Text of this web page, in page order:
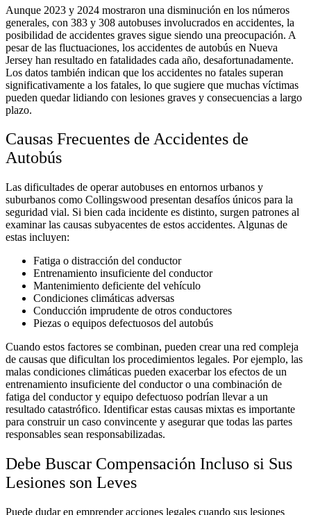
Aunque 2023 y 2024 mostraron una disminución en los números
generales, con 383 y 308 autobuses involucrados en accidentes, la
posibilidad de accidentes graves sigue siendo una preocupación. A
pesar de las fluctuaciones, los accidentes de autobús en Nueva
Jersey han resultado en fatalidades cada año, desafortunadamente.
Los datos también indican que los accidentes no fatales superan
significativamente a los fatales, lo que sugiere que muchas víctimas
pueden quedar lidiando con lesiones graves y consecuencias a largo
plazo.
Causas Frecuentes de Accidentes de
Autobús
Las dificultades de operar autobuses en entornos urbanos y
suburbanos como Collingswood presentan desafíos únicos para la
seguridad vial. Si bien cada incidente es distinto, surgen patrones al
examinar las causas subyacentes de estos accidentes. Algunas de
estas incluyen:
Fatiga o distracción del conductor
Entrenamiento insuficiente del conductor
Mantenimiento deficiente del vehículo
Condiciones climáticas adversas
Conducción imprudente de otros conductores
Piezas o equipos defectuosos del autobús
Cuando estos factores se combinan, pueden crear una red compleja
de causas que dificultan los procedimientos legales. Por ejemplo, las
malas condiciones climáticas pueden exacerbar los efectos de un
entrenamiento insuficiente del conductor o una combinación de
fatiga del conductor y equipo defectuoso podrían llevar a un
resultado catastrófico. Identificar estas causas mixtas es importante
para construir un caso convincente y asegurar que todas las partes
responsables sean responsabilizadas.
Debe Buscar Compensación Incluso si Sus
Lesiones son Leves
Puede dudar en emprender acciones legales cuando sus lesiones